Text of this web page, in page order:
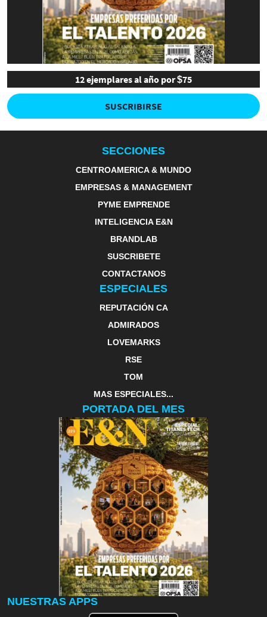
12 ejemplares al año por $75
SUSCRIBIRSE
SECCIONES
CENTROAMERICA & MUNDO
EMPRESAS & MANAGEMENT
PYME EMPRENDE
INTELIGENCIA E&N
BRANDLAB
SUSCRIBETE
CONTACTANOS
ESPECIALES
REPUTACIÓN CA
ADMIRADOS
LOVEMARKS
RSE
TOM
MAS ESPECIALES...
PORTADA DEL MES
NUESTRAS APPS